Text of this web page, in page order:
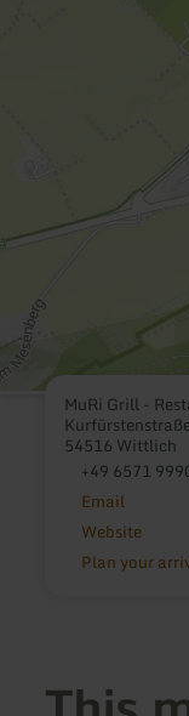
MuRi Grill -
54516 Wittlich
+49 6571
Email
Website
Plan your